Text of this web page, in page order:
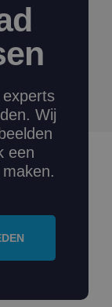
Wij
een